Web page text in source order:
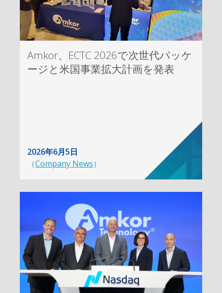
Amkor、ECTC 2026で次世代パッケ
ージと米国事業拡大計画を発表
2026年6月5日
（Company News）